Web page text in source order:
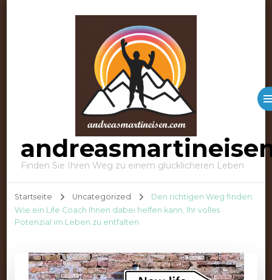
Finden Sie Ihren Weg zu einem glücklicheren Leben
Startseite Uncategorized
Den richtigen Weg finden:
Wie ein Life Coach Ihnen dabei helfen kann, Ihr volles
Potenzial im Leben zu entfalten